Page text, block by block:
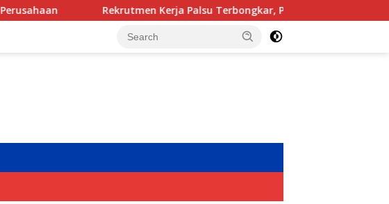
Rekrutmen Kerja Palsu Terbongkar, Polisi Amankan Tiga Tersangka dan